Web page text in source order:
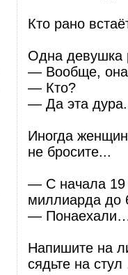
Кто рано
Одна девушка
— Вообще,
— Кто?
— Да эта
Иногда
не бросите...
— С начала 19
миллиарда до
—
Напишите на
сядьте на